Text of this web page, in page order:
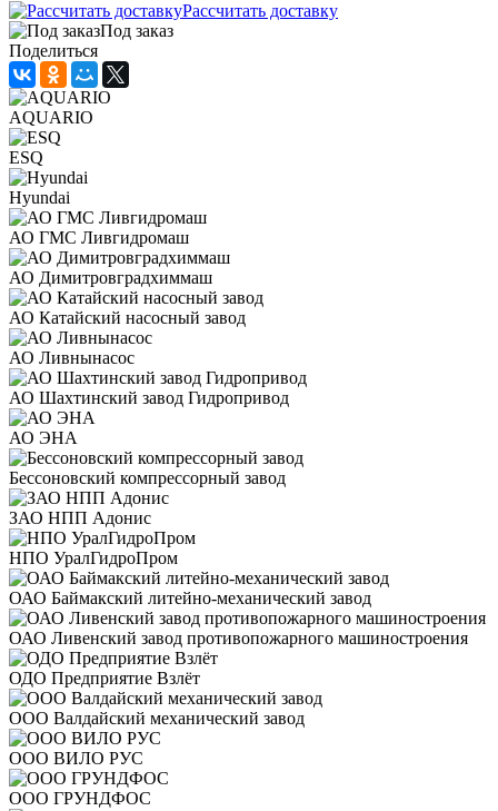
Рассчитать доставку
Под заказ
Поделиться
AQUARIO
ESQ
Hyundai
АО ГМС Ливгидромаш
АО Димитровградхиммаш
АО Катайский насосный завод
АО Ливнынасос
АО Шахтинский завод Гидропривод
АО ЭНА
Бессоновский компрессорный завод
ЗАО НПП Адонис
НПО УралГидроПром
ОАО Баймакский литейно-механический завод
ОАО Ливенский завод противопожарного машиностроения
ОДО Предприятие Взлёт
ООО Валдайский механический завод
ООО ВИЛО РУС
ООО ГРУНДФОС